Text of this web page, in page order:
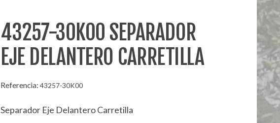
43257-30K00 SEPARADOR
EJE DELANTERO CARRETILLA
Referencia:43257-30K00
Separador Eje Delantero Carretilla